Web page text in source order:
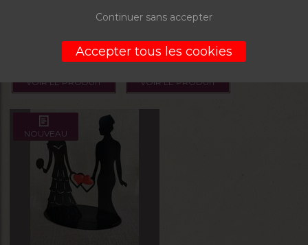
5,00€
VOIR LE PRODUIT
La boite de 200g
5,00€
VOIR LE PRODUIT
NOUVEAU
Continuer sans accepter
Accepter tous les cookies